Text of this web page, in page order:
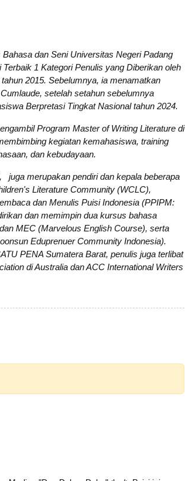
dan Seni Universitas Negeri Padang
1 Kategori Penulis yang Diberikan oleh
2015. Sebelumnya, ia menamatkan
setelah setahun sebelumnya
Berpretasi Tingkat Nasional tahun 2024.
Program Master of Writing Literature di
kegiatan kemahasiswa, training
dan kebudayaan.
merupakan pendiri dan kepala beberapa
Literature Community (WCLC),
dan Menulis Puisi Indonesia (PPIPM:
dan memimpin dua kursus bahasa
MEC (Marvelous English Course), serta
Eduprenuer Community Indonesia).
PENA Sumatera Barat, penulis juga terlibat
di Australia dan ACC International Writers